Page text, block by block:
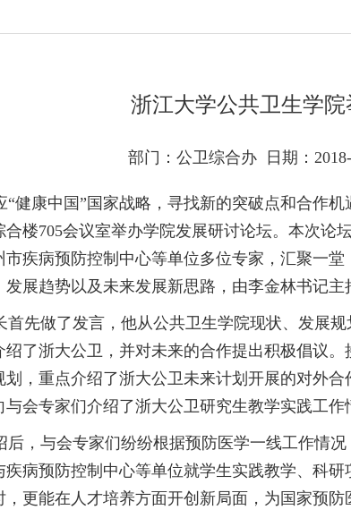
浙江大学公共卫生学
部门：公卫综合办 日期：
康中国”国家战略，寻找新的突破点和合作机
合楼705会议室举办学院发展研讨论坛。本次论
市疾病预防控制中心等单位多位专家，汇聚一
展趋势以及未来发展新思路，由李金林书记主
先做了发言，他从公共卫生学院现状、发展规
绍了浙大公卫，并对未来的合作提出积极倡议
划，重点介绍了浙大公卫未来计划开展的对外
会专家们介绍了浙大公卫研究生教学实践工作
，与会专家们纷纷根据预防医学一线工作情况
疾病预防控制中心等单位就学生实践教学、科
，更能在人才培养方面开创新局面，为国家预